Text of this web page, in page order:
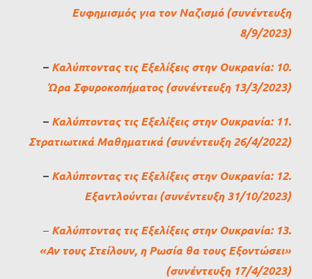
Ευφημισμός για τον Ναζισμό (συνέντευξη
8/9/2023)
– Καλύπτοντας τις Εξελίξεις στην Ουκρανία: 10.
Ώρα Σφυροκοπήματος (συνέντευξη 13/3/2023)
– Καλύπτοντας τις Εξελίξεις στην Ουκρανία: 11.
Στρατιωτικά Μαθηματικά (συνέντευξη 26/4/2022)
– Καλύπτοντας τις Εξελίξεις στην Ουκρανία: 12.
Εξαντλούνται (συνέντευξη 31/10/2023)
– Καλύπτοντας τις Εξελίξεις στην Ουκρανία: 13.
«Αν τους Στείλουν, η Ρωσία θα τους Εξοντώσει»
(συνέντευξη 17/4/2023)